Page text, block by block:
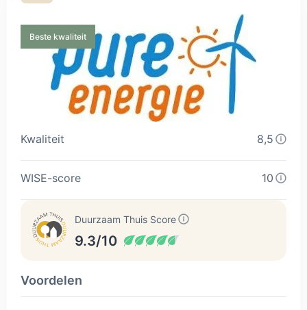
Beste kwaliteit
Kwaliteit 8,5
WISE-score 10
Duurzaam Thuis Score
9.3/10
Voordelen